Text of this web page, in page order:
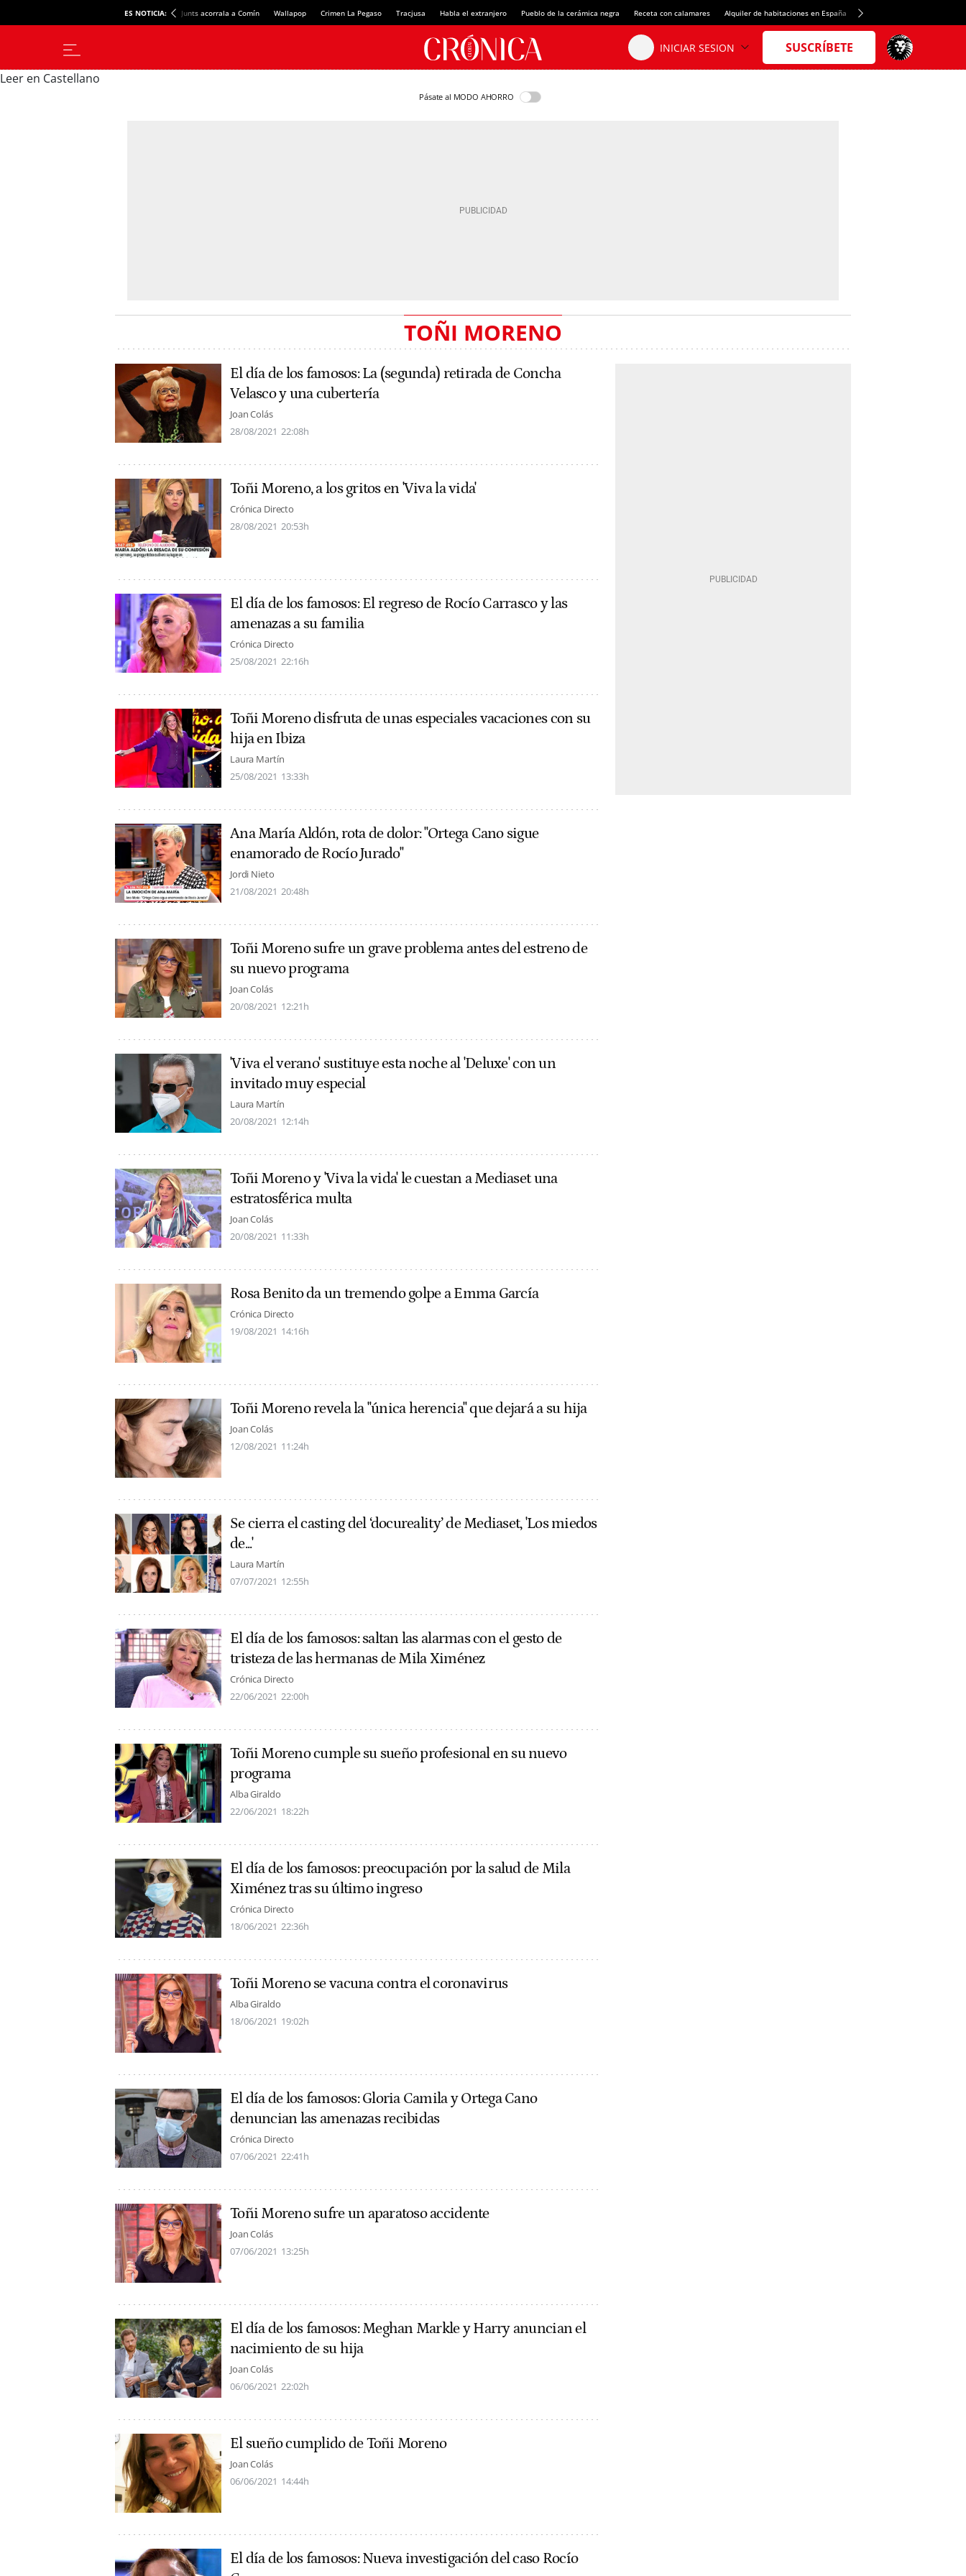
ES NOTICIA: Junts acorrala a Comín Wallapop Crimen La Pegaso Tracjusa Habla el extranjero Pueblo de la cerámica negra Receta con calamares Alquiler de habitaciones en España Crédito del Spotify Camp Nou
Leer en Castellano
Pásate al MODO AHORRO
TOÑI MORENO
El día de los famosos: La (segunda) retirada de Concha
Velasco y una cubertería
Joan Colás
28/08/2021 22:08h
Toñi Moreno, a los gritos en 'Viva la vida'
Crónica Directo
28/08/2021 20:53h
El día de los famosos: El regreso de Rocío Carrasco y las
amenazas a su familia
Crónica Directo
25/08/2021 22:16h
Toñi Moreno disfruta de unas especiales vacaciones con su
hija en Ibiza
Laura Martín
25/08/2021 13:33h
Ana María Aldón, rota de dolor: "Ortega Cano sigue
enamorado de Rocío Jurado"
Jordi Nieto
21/08/2021 20:48h
Toñi Moreno sufre un grave problema antes del estreno de
su nuevo programa
Joan Colás
20/08/2021 12:21h
'Viva el verano' sustituye esta noche al 'Deluxe' con un
invitado muy especial
Laura Martín
20/08/2021 12:14h
Toñi Moreno y 'Viva la vida' le cuestan a Mediaset una
estratosférica multa
Joan Colás
20/08/2021 11:33h
Rosa Benito da un tremendo golpe a Emma García
Crónica Directo
19/08/2021 14:16h
Toñi Moreno revela la "única herencia" que dejará a su hija
Joan Colás
12/08/2021 11:24h
Se cierra el casting del ‘docureality’ de Mediaset, 'Los miedos
de...'
Laura Martín
07/07/2021 12:55h
El día de los famosos: saltan las alarmas con el gesto de
tristeza de las hermanas de Mila Ximénez
Crónica Directo
22/06/2021 22:00h
Toñi Moreno cumple su sueño profesional en su nuevo
programa
Alba Giraldo
22/06/2021 18:22h
El día de los famosos: preocupación por la salud de Mila
Ximénez tras su último ingreso
Crónica Directo
18/06/2021 22:36h
Toñi Moreno se vacuna contra el coronavirus
Alba Giraldo
18/06/2021 19:02h
El día de los famosos: Gloria Camila y Ortega Cano
denuncian las amenazas recibidas
Crónica Directo
07/06/2021 22:41h
Toñi Moreno sufre un aparatoso accidente
Joan Colás
07/06/2021 13:25h
El día de los famosos: Meghan Markle y Harry anuncian el
nacimiento de su hija
Joan Colás
06/06/2021 22:02h
El sueño cumplido de Toñi Moreno
Joan Colás
06/06/2021 14:44h
El día de los famosos: Nueva investigación del caso Rocío